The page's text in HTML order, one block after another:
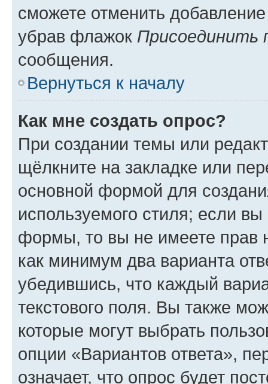
сможете отменить
убрав флажок Присоединить
сообщения.
Вернуться к началу
Как мне создать опрос?
При создании темы или
щёлкните на закладке или
основной формой для
используемого стиля; если
формы, то вы не имеете прав
как минимум два варианта
убедившись, что каждый
текстового поля. Вы также
которые могут выбрать
опции «Вариантов ответа»,
означает, что опрос будет